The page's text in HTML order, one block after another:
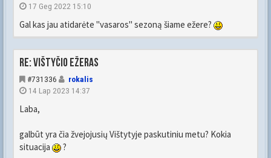
17 Geg 2022 15:10
Gal kas jau atidarėte "vasaros" sezoną šiame ežere?
Re: Vištyčio ežeras
#731336
rokalis
14 Lap 2023 14:37
Laba,
galbūt yra čia žvejojusių Vištytyje paskutiniu metu? Kokia
situacija
?